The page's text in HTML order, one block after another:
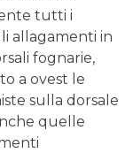
tutti i
allagamenti in
fognarie,
a ovest le
sulla dorsale
quelle